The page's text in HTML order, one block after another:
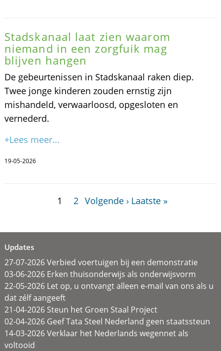
Stadskanaal laat zien waarom
niemand in een zorgfuik mag
blijven hangen
De gebeurtenissen in Stadskanaal raken diep.
Twee jonge kinderen zouden ernstig zijn
mishandeld, verwaarloosd, opgesloten en
vernederd.
+Lees meer...
19-05-2026
1 2 Volgende › Laatste »
Updates
27-07-2026 Verbied voertuigen bij een demonstratie
03-06-2026 Erken thuisonderwijs als onderwijsvorm
22-05-2026 Let op, u ontvangt alleen e-mail van ons als u
dat zélf aangeeft
21-04-2026 Steun het Groen Staal Project
02-04-2026 Geef Tata Steel Nederland geen staatssteun
14-03-2026 Verklaar het Nederlands wegennet als
voltooid